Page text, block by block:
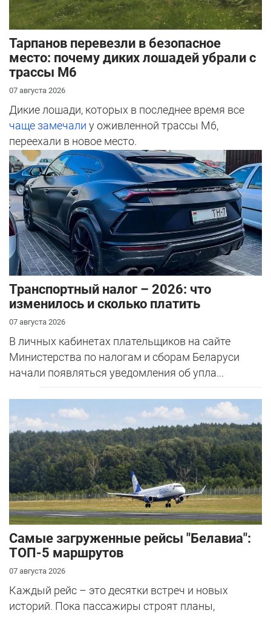
Тарпанов перевезли в безопасное
место: почему диких лошадей убрали с
трассы М6
07 августа 2026
Дикие лошади, которых в последнее время все
чаще замечали у оживленной трассы М6,
переехали в новое место.
Транспортный налог – 2026: что
изменилось и сколько платить
07 августа 2026
В личных кабинетах плательщиков на сайте
Министерства по налогам и сборам Беларуси
начали появляться уведомления об упла...
Самые загруженные рейсы "Белавиа":
ТОП-5 маршрутов
07 августа 2026
Каждый рейс – это десятки встреч и новых
историй. Пока пассажиры строят планы,